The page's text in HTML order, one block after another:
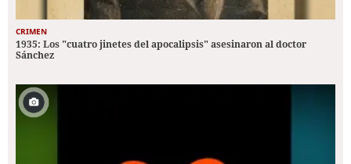
CRIMEN
1935: Los "cuatro jinetes del apocalipsis" asesinaron al doctor
Sánchez